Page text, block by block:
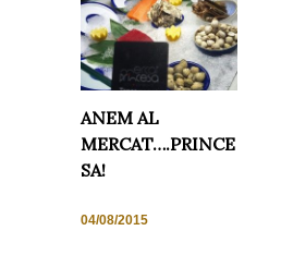
ANEM AL
MERCAT….PRINCE
SA!
04/08/2015